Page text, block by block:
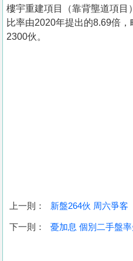
收
樓宇重建項目（靠背壟道項目
比率由2020年提出的8.69倍
2300伙。
上一則： 新盤264伙 周六爭客
下一則： 憂加息 個別二手盤